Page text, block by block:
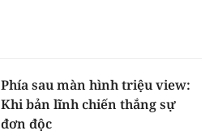
Phía sau màn hình triệu view:
Khi bản lĩnh chiến thắng sự
đơn độc